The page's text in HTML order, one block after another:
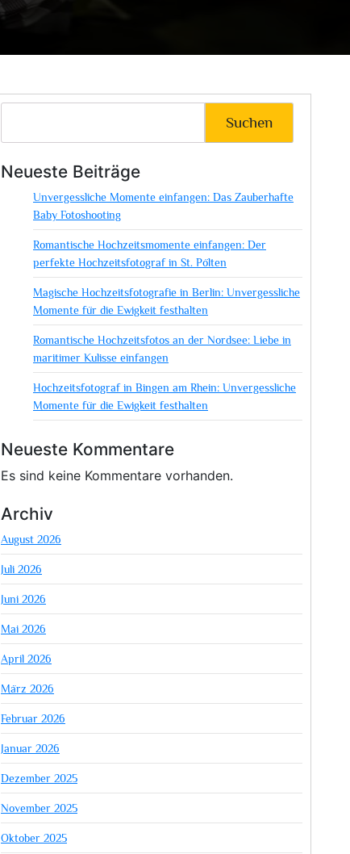
Suchen
Neueste Beiträge
Unvergessliche Momente einfangen: Das Zauberhafte
Baby Fotoshooting
Romantische Hochzeitsmomente einfangen: Der
perfekte Hochzeitsfotograf in St. Pölten
Magische Hochzeitsfotografie in Berlin: Unvergessliche
Momente für die Ewigkeit festhalten
Romantische Hochzeitsfotos an der Nordsee: Liebe in
maritimer Kulisse einfangen
Hochzeitsfotograf in Bingen am Rhein: Unvergessliche
Momente für die Ewigkeit festhalten
Neueste Kommentare
Es sind keine Kommentare vorhanden.
Archiv
August 2026
Juli 2026
Juni 2026
Mai 2026
April 2026
März 2026
Februar 2026
Januar 2026
Dezember 2025
November 2025
Oktober 2025